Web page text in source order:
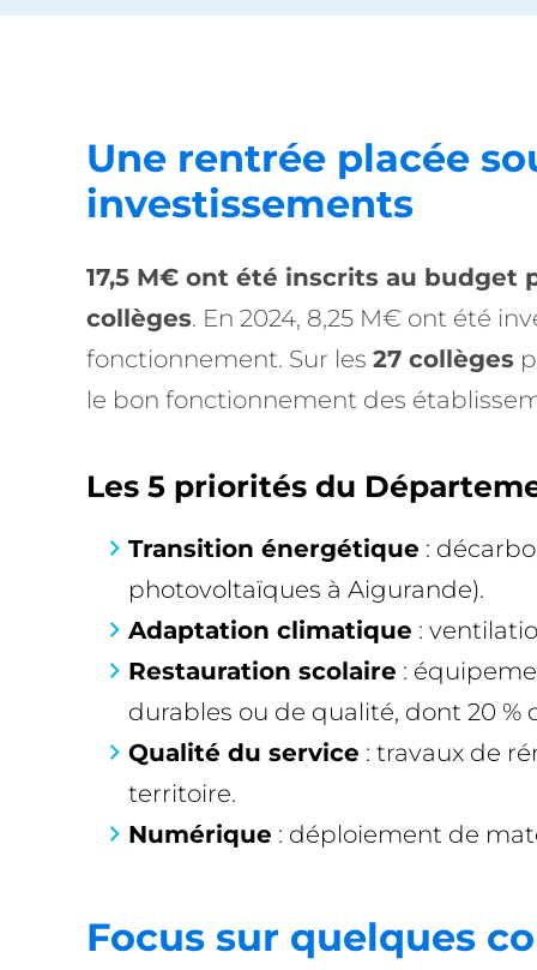
Une rentrée placée
investissements
17,5 M€ ont été inscrits au
collèges. En 2024, 8,25 M€ ont été
fonctionnement. Sur les 27 collèges
le bon fonctionnement des
Les 5 priorités du
Transition énergétique :
photovoltaïques à Aigurande).
Adaptation climatique :
Restauration scolaire :
durables ou de qualité, dont 20 %
Qualité du service : travaux de
territoire.
Numérique : déploiement de
Focus sur quelques